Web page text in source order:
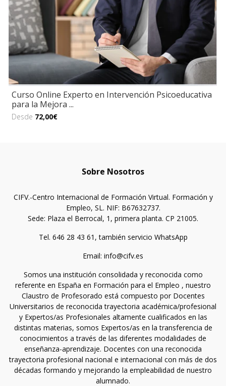
Curso Online Experto en Intervención Psicoeducativa
para la Mejora ...
Desde 72,00€
Sobre Nosotros
CIFV.-Centro Internacional de Formación Virtual. Formación y
Empleo, SL. NIF: B67632737.
Sede: Plaza el Berrocal, 1, primera planta. CP 21005.
Tel. 646 28 43 61, también servicio WhatsApp
Email: info@cifv.es
Somos una institución consolidada y reconocida como
referente en España en Formación para el Empleo , nuestro
Claustro de Profesorado está compuesto por Docentes
Universitarios de reconocida trayectoria académica/profesional
y Expertos/as Profesionales altamente cualificados en las
distintas materias, somos Expertos/as en la transferencia de
conocimientos a través de las diferentes modalidades de
enseñanza-aprendizaje. Docentes con una reconocida
trayectoria profesional nacional e internacional con más de dos
décadas formando y mejorando la empleabilidad de nuestro
alumnado.